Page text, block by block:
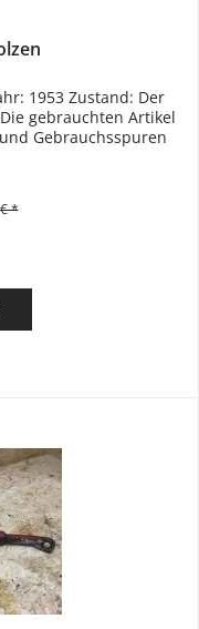
1953 Zustand: Der
gebrauchten Artikel
Gebrauchsspuren
*